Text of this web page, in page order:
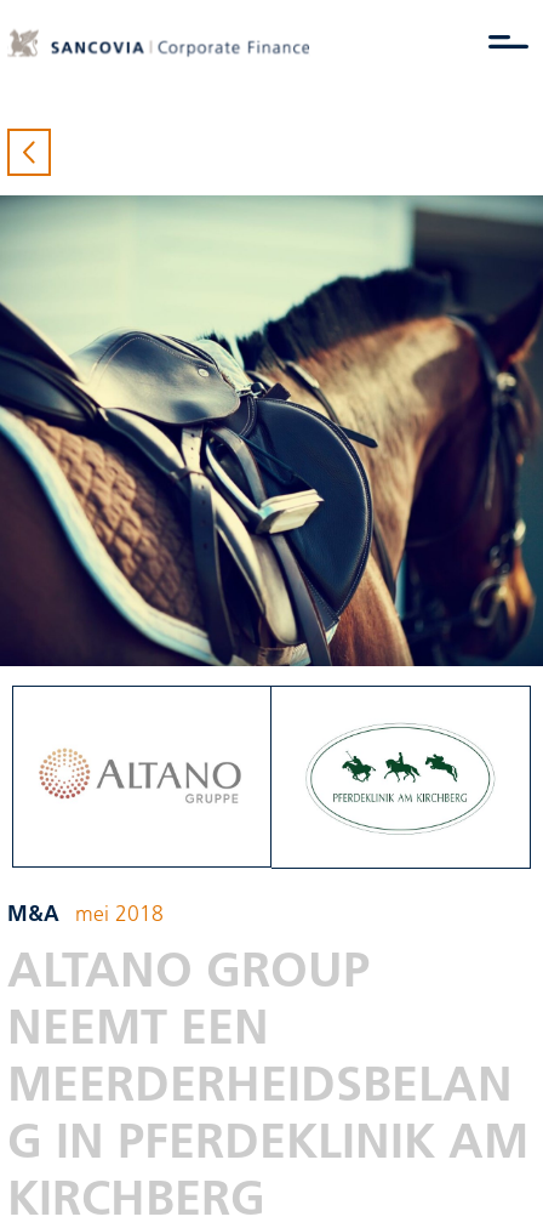
M&A mei 2018
ALTANO GROUP
NEEMT EEN
MEERDERHEIDSBELAN
G IN PFERDEKLINIK AM
KIRCHBERG